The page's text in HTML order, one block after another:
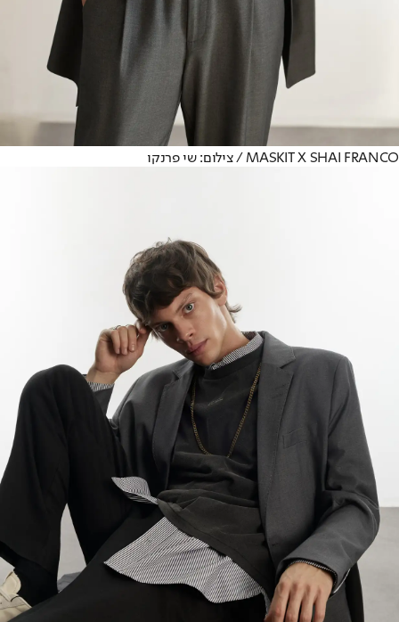
MASKIT X SHAI FRANCO / צילום: שי פרנקו